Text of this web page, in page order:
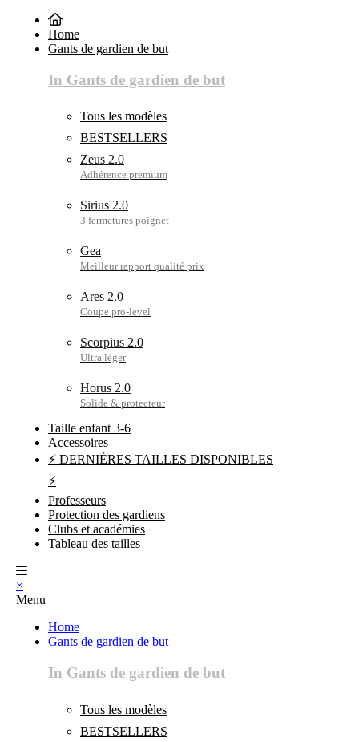
Home
Gants de gardien de but
In Gants de gardien de but
Tous les modèles
BESTSELLERS
Zeus 2.0
Sirius 2.0
Gea
Ares 2.0
Scorpius 2.0
Horus 2.0
Taille enfant 3-6
Accessoires
⚡ DERNIÈRES TAILLES DISPONIBLES
⚡
Professeurs
Protection des gardiens
Clubs et académies
Tableau des tailles
×
Menu
Home
Gants de gardien de but
In Gants de gardien de but
Tous les modèles
BESTSELLERS